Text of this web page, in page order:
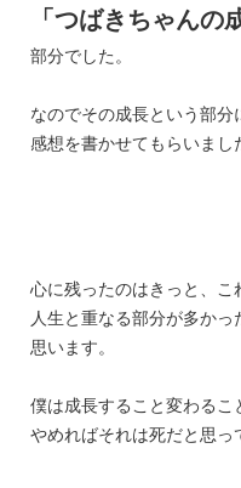
「つばきちゃんの
部分でした。
なのでその成長という部分
感想を書かせてもらいまし
心に残ったのはきっと、こ
人生と重なる部分が多かっ
思います。
僕は成長すること変わるこ
やめればそれは死だと思っ